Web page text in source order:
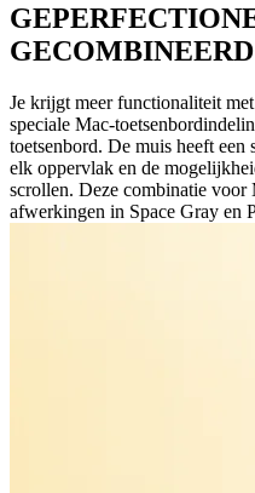
Je krijgt meer functionaliteit
speciale Mac-
toetsenbord. De muis heeft
elk oppervlak en de
scrollen. Deze combinatie voor
afwerkingen in Space Gray en